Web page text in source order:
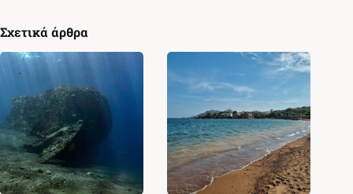
Σχετικά άρθρα